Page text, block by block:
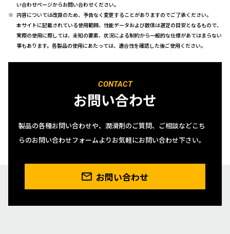
い合わせページからお問い合わせください。
内容については改良のため、予告なく変更することがありますのでご了承ください。
本サイトに記載されている使用範囲、性能データおよび数値は選定の目安となるもので、
実際の使用に際しては、未知の要素、状況による制約から一般的な仕様があてはまらない
事もあります。各製品の使用にあたっては、適合性を確認した後ご使用ください。
CONTACT
お問い合わせ
製品の各種お問い合わせや、潤滑剤のご質問、ご相談などこち
らのお問い合わせフォームよりお気軽にお問い合わせ下さい。
お問い合わせ